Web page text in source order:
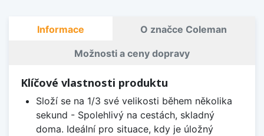
Informace O značce Coleman
Možnosti a ceny dopravy
Klíčové vlastnosti produktu
Složí se na 1/3 své velikosti během několika
sekund - Spolehlivý na cestách, skladný
doma. Ideální pro situace, kdy je úložný